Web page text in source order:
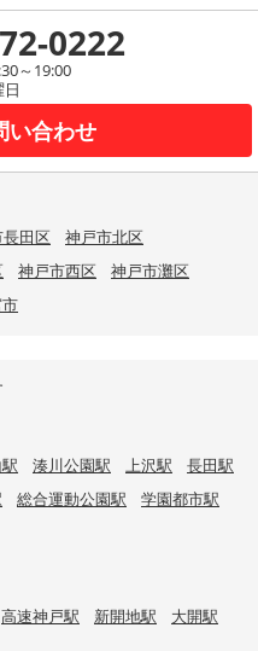
0222
～19:00
い合わせ
田区
神戸市北区
神戸市西区
神戸市灘区
湊川公園駅 上沢駅
長田駅
総合運動公園駅
学園都市駅
高速神戸駅 新開地駅
大開駅